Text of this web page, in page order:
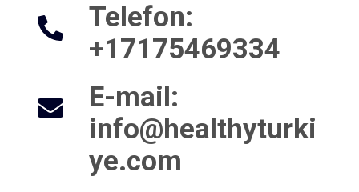
Telefon:
+‪17175469334‬
E-mail :
info@healthyturki
ye.com